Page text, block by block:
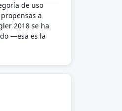
de uso
a
2018 se ha
—esa es la